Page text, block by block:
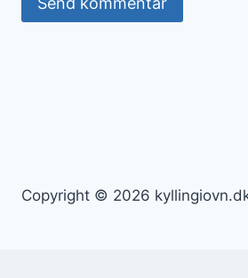
Copyright © 2026